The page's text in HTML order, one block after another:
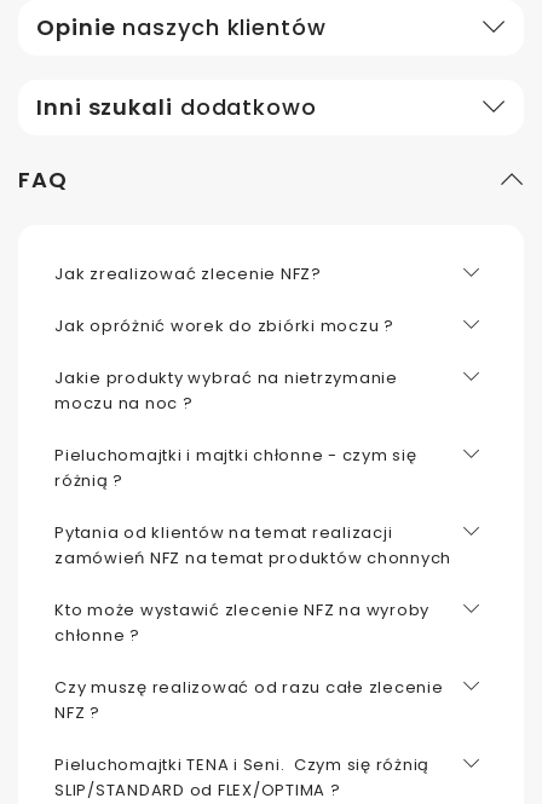
Opinie naszych klientów
Inni szukali dodatkowo
FAQ
Jak zrealizować zlecenie NFZ?
Jak opróżnić worek do zbiórki moczu ?
Jakie produkty wybrać na nietrzymanie
moczu na noc ?
Pieluchomajtki i majtki chłonne - czym się
różnią ?
Pytania od klientów na temat realizacji
zamówień NFZ na temat produktów chonnych
Kto może wystawić zlecenie NFZ na wyroby
chłonne ?
Czy muszę realizować od razu całe zlecenie
NFZ ?
Pieluchomajtki TENA i Seni. Czym się różnią
SLIP/STANDARD od FLEX/OPTIMA ?